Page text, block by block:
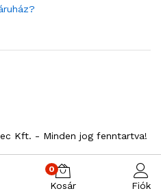
Kft. - Minden jog fenntartva!
0
Kosár Fiók